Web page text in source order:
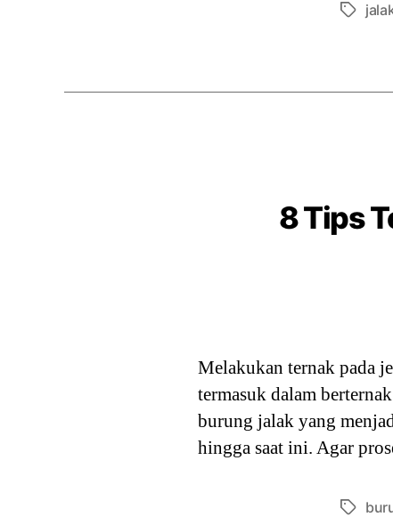
Tags
8 Tips
Melakukan ternak pada
termasuk dalam
burung jalak yang
hingga saat ini. Agar
Tags